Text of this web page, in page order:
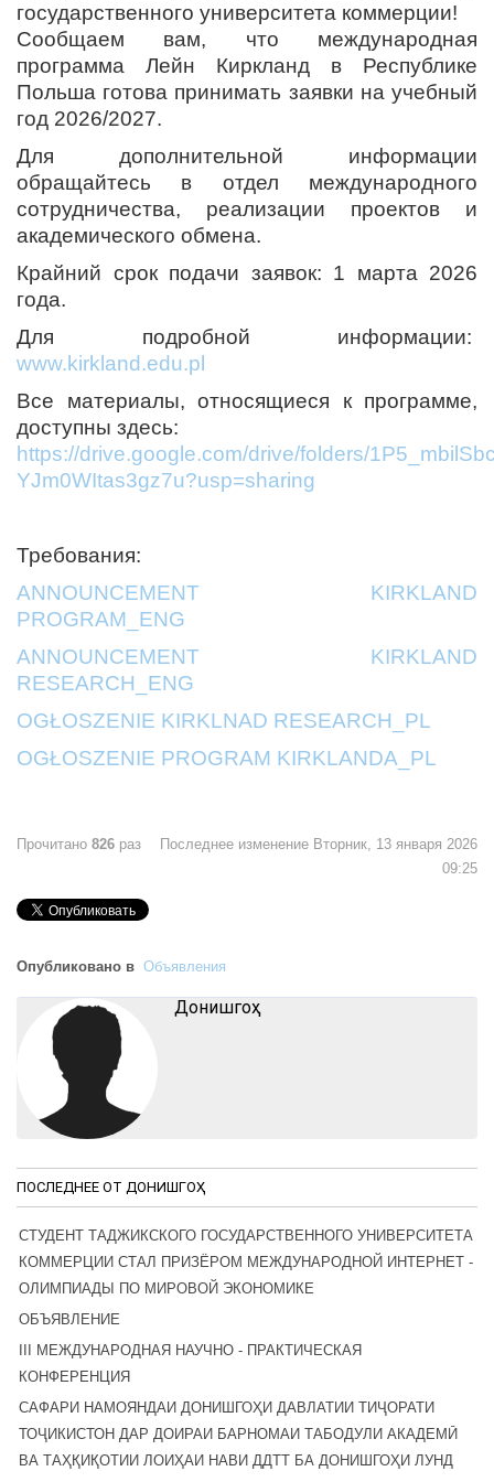
государственного университета коммерции!
Сообщаем вам, что международная
программа Лейн Киркланд в Республике
Польша готова принимать заявки на учебный
год 2026/2027.
Для дополнительной информации
обращайтесь в отдел международного
сотрудничества, реализации проектов и
академического обмена.
Крайний срок подачи заявок: 1 марта 2026
года.
Для подробной информации:
www.kirkland.edu.pl
Все материалы, относящиеся к программе,
доступны здесь:
https://drive.google.com/drive/folders/
YJm0WItas3gz7u?usp=sharing
Требования:
ANNOUNCEMENT KIRKLAND
PROGRAM_ENG
ANNOUNCEMENT KIRKLAND
RESEARCH_ENG
OGŁOSZENIE KIRKLNAD RESEARCH_PL
OGŁOSZENIE PROGRAM KIRKLANDA_PL
Прочитано 826 раз
Последнее изменение Вторник, 13 января 2026
09:25
Опубликовано в Объявления
Донишгоҳ
ПОСЛЕДНЕЕ ОТ ДОНИШГОҲ
СТУДЕНТ ТАДЖИКСКОГО ГОСУДАРСТВЕННОГО УНИВЕРСИТЕТА
КОММЕРЦИИ СТАЛ ПРИЗЁРОМ МЕЖДУНАРОДНОЙ ИНТЕРНЕТ -
ОЛИМПИАДЫ ПО МИРОВОЙ ЭКОНОМИКЕ
ОБЪЯВЛЕНИЕ
III МЕЖДУНАРОДНАЯ НАУЧНО - ПРАКТИЧЕСКАЯ
КОНФЕРЕНЦИЯ
САФАРИ НАМОЯНДАИ ДОНИШГОҲИ ДАВЛАТИИ ТИҶОРАТИ
ТОҶИКИСТОН ДАР ДОИРАИ БАРНОМАИ ТАБОДУЛИ АКАДЕМӢ
ВА ТАҲҚИҚОТИИ ЛОИҲАИ НАВИ ДДТТ БА ДОНИШГОҲИ ЛУНД